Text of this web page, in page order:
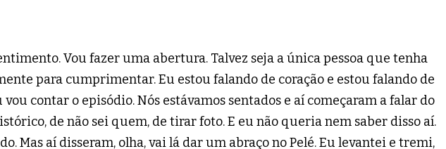
Vou fazer uma abertura. Talvez seja a única pessoa que tenha
para cumprimentar. Eu estou falando de coração e estou falando de
vou contar o episódio. Nós estávamos sentados e aí começaram a falar do
de não sei quem, de tirar foto. E eu não queria nem saber disso aí.
Mas aí disseram, olha, vai lá dar um abraço no Pelé. Eu levantei e tremi,